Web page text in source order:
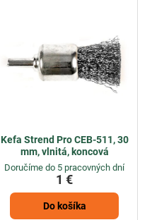
Kefa Strend Pro CEB-511, 30
mm, vlnitá, koncová
Doručíme do 5 pracovných dní
1 €
Do košíka